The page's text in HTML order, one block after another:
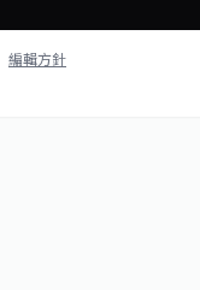
編輯方針